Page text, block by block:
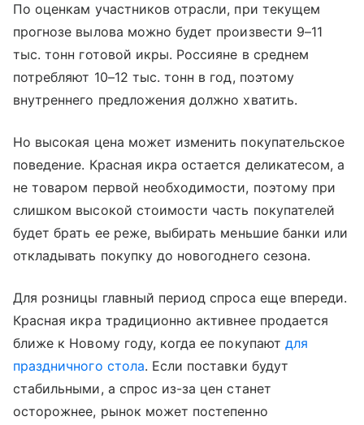
По оценкам участников отрасли, при текущем
прогнозе вылова можно будет произвести 9–11
тыс. тонн готовой икры. Россияне в среднем
потребляют 10–12 тыс. тонн в год, поэтому
внутреннего предложения должно хватить.
Но высокая цена может изменить покупательское
поведение. Красная икра остается деликатесом, а
не товаром первой необходимости, поэтому при
слишком высокой стоимости часть покупателей
будет брать ее реже, выбирать меньшие банки или
откладывать покупку до новогоднего сезона.
Для розницы главный период спроса еще впереди.
Красная икра традиционно активнее продается
ближе к Новому году, когда ее покупают для
праздничного стола. Если поставки будут
стабильными, а спрос из-за цен станет
осторожнее, рынок может постепенно